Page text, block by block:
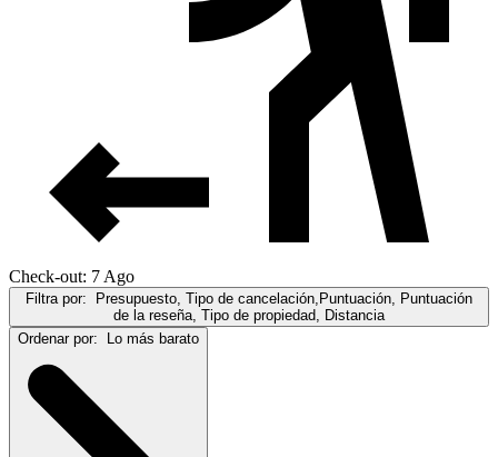
Check-out: 7 Ago
Filtra por: Presupuesto, Tipo de cancelación,Puntuación, Puntuación
de la reseña, Tipo de propiedad, Distancia
Ordenar por: Lo más barato